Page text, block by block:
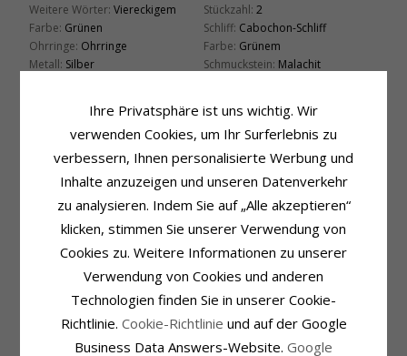
Weitere Wörter: Viereckigem
Farbe: Grünen
Ohrringe: Ohrringe
Metall: Silber
Stückzahl: 2
Schliff: Cabochon-Schliff
Farbe: Grünem
Schmuckstein: Malachit
Höhe Mit Haken:29,0 mm
Breite:12,0 mm
Lieferzeit
Lieferzeit:
4-5 Werktage
VERWANDTE PRODUKTE
Ihre Privatsphäre ist uns wichtig. Wir
verwenden Cookies, um Ihr Surferlebnis zu
verbessern, Ihnen personalisierte Werbung und
Inhalte anzuzeigen und unseren Datenverkehr
zu analysieren. Indem Sie auf „Alle akzeptieren“
klicken, stimmen Sie unserer Verwendung von
Cookies zu. Weitere Informationen zu unserer
Verwendung von Cookies und anderen
Technologien finden Sie in unserer Cookie-
Richtlinie. Cookie-Richtlinie und auf der Google
Business Data Answers-Website. Google